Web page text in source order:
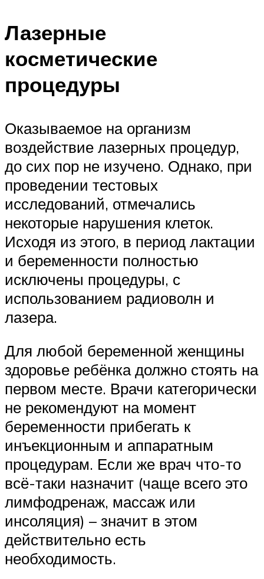
Лазерные
косметические
процедуры
Оказываемое на организм
воздействие лазерных процедур,
до сих пор не изучено. Однако, при
проведении тестовых
исследований, отмечались
некоторые нарушения клеток.
Исходя из этого, в период лактации
и беременности полностью
исключены процедуры, с
использованием радиоволн и
лазера.
Для любой беременной женщины
здоровье ребёнка должно стоять на
первом месте. Врачи категорически
не рекомендуют на момент
беременности прибегать к
инъекционным и аппаратным
процедурам. Если же врач что-то
всё-таки назначит (чаще всего это
лимфодренаж, массаж или
инсоляция) – значит в этом
действительно есть
необходимость.